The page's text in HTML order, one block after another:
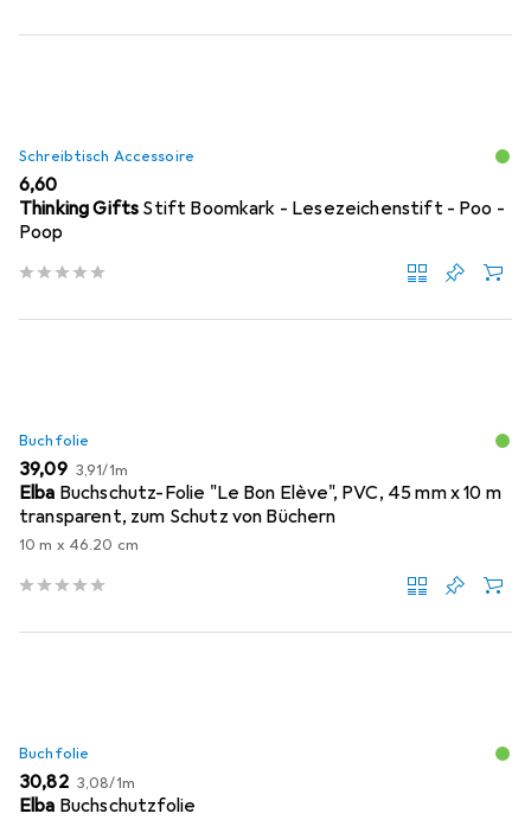
Schreibtisch Accessoire
EUR
6,60
Thinking Gifts Stift Boomkark - Lesezeichenstift - Poo -
Poop
Buchfolie
EUR
39,09 EUR
3,91/1m
Elba Buchschutz-Folie "Le Bon Elève", PVC, 45 mm x 10 m
transparent, zum Schutz von Büchern
10 m x 46.20 cm
Buchfolie
EUR
30,82 EUR
3,08/1m
Elba Buchschutzfolie